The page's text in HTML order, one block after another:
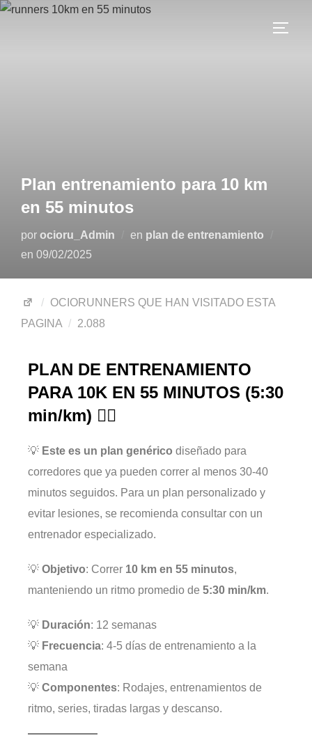
Plan entrenamiento para 10 km
en 55 minutos
por ocioru_Admin en plan de entrenamiento
en 09/02/2025
OCIORUNNERS QUE HAN VISITADO ESTA
PAGINA
2.088
PLAN DE ENTRENAMIENTO
PARA 10K EN 55 MINUTOS (5:30
min/km) 🏃‍♂️
💡 Este es un plan genérico diseñado para
corredores que ya pueden correr al menos 30-40
minutos seguidos. Para un plan personalizado y
evitar lesiones, se recomienda consultar con un
entrenador especializado.
💡 Objetivo: Correr 10 km en 55 minutos,
manteniendo un ritmo promedio de 5:30 min/km.
💡 Duración: 12 semanas
💡 Frecuencia: 4-5 días de entrenamiento a la
semana
💡 Componentes: Rodajes, entrenamientos de
ritmo, series, tiradas largas y descanso.